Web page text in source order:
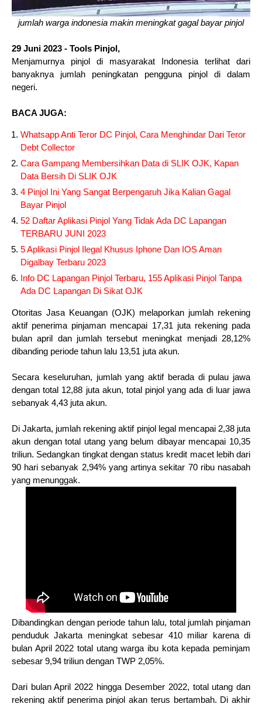
jumlah warga indonesia makin meningkat gagal bayar pinjol
29 Juni 2023 - Tools Pinjol,
Menjamurnya pinjol di masyarakat Indonesia terlihat dari
banyaknya jumlah peningkatan pengguna pinjol di dalam
negeri.
BACA JUGA:
Whatsapp Anti Teror DC Pinjol, Cara Menghindar Dari Teror
Debt Collector
Cara Gampang Membersihkan Data di SLIK OJK, Kapan
Data Bersih Di SLIK OJK
4 Pinjol Ini Yang Sangat Berpengaruh Jika Kalian Gagal
Bayar Pinjol
52 Daftar Aplikasi Pinjol Yang Tidak Ada DC Lapangan
TERBARU JUNI 2023
5 Aplikasi Pinjol Ilegal Khusus Iphone Dan IOS Aman
Digalbay Terbaru 2023
Info DC Lapangan Pinjol Terbaru, 155 Aplikasi Pinjol Tanpa
Ada DC Lapangan Di Sikat OJK
Otoritas Jasa Keuangan (OJK) melaporkan jumlah rekening
aktif penerima pinjaman mencapai 17,31 juta rekening pada
bulan april dan jumlah tersebut meningkat menjadi 28,12%
dibanding periode tahun lalu 13,51 juta akun.
Secara keseluruhan, jumlah yang aktif berada di pulau jawa
dengan total 12,88 juta akun, total pinjol yang ada di luar jawa
sebanyak 4,43 juta akun.
Di Jakarta, jumlah rekening aktif pinjol legal mencapai 2,38 juta
akun dengan total utang yang belum dibayar mencapai 10,35
triliun. Sedangkan tingkat dengan status kredit macet lebih dari
90 hari sebanyak 2,94% yang artinya sekitar 70 ribu nasabah
yang menunggak.
Dibandingkan dengan periode tahun lalu, total jumlah pinjaman
penduduk Jakarta meningkat sebesar 410 miliar karena di
bulan April 2022 total utang warga ibu kota kepada peminjam
sebesar 9,94 triliun dengan TWP 2,05%.
Dari bulan April 2022 hingga Desember 2022, total utang dan
rekening aktif penerima pinjol akan terus bertambah. Di akhir